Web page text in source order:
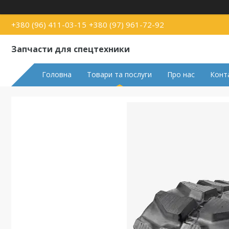
+380 (96) 411-03-15 +380 (97) 961-72-92
Запчасти для спецтехники
Головна Товари та послуги Про нас